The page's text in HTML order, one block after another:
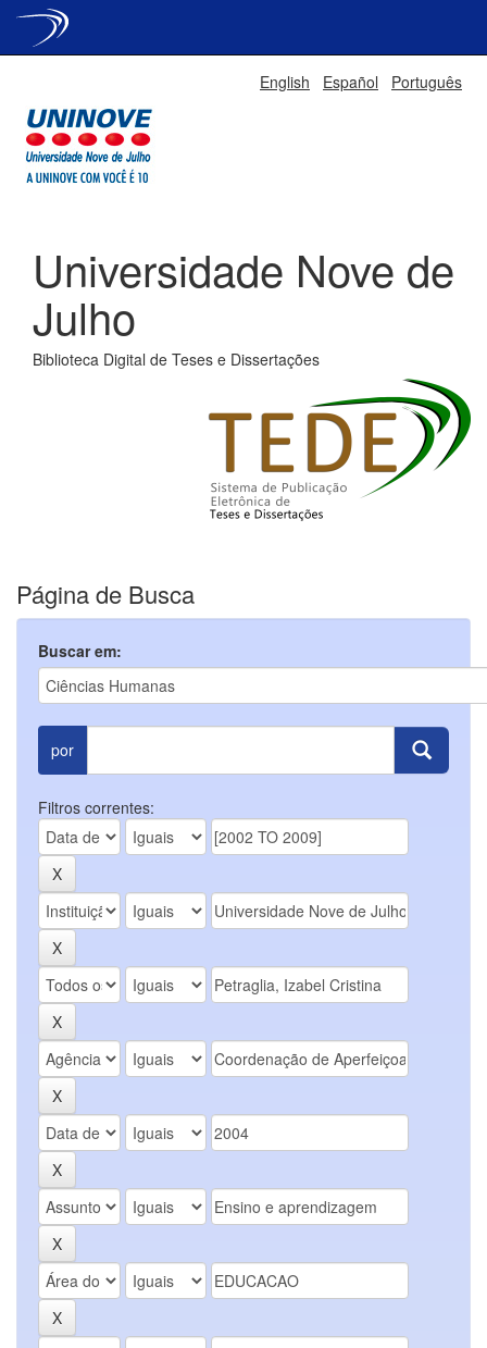
English Español Português
Universidade Nove de
Julho
Biblioteca Digital de Teses e Dissertações
Página de Busca
Buscar em:
por
Filtros correntes: